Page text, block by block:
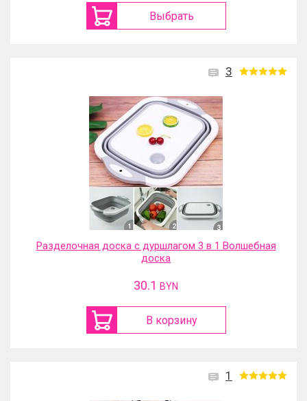
Выбрать
3
Разделочная доска с дуршлагом 3 в 1 Волшебная
доска
30.1 BYN
В корзину
1